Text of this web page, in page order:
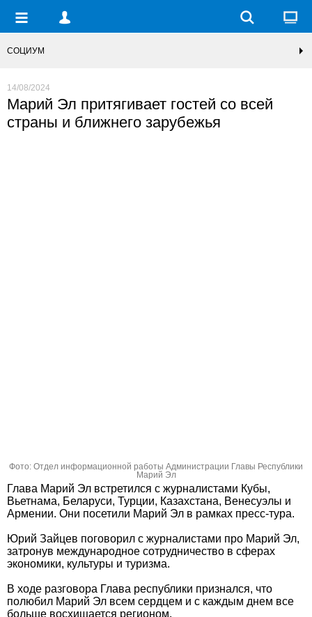
СОЦИУМ
14/08/2024
Марий Эл притягивает гостей со всей
страны и ближнего зарубежья
Фото: Отдел информационной работы Администрации Главы Республики
Марий Эл
Глава Марий Эл встретился с журналистами Кубы,
Вьетнама, Беларуси, Турции, Казахстана, Венесуэлы и
Армении. Они посетили Марий Эл в рамках пресс-тура.
Юрий Зайцев поговорил с журналистами про Марий Эл,
затронув международное сотрудничество в сферах
экономики, культуры и туризма.
В ходе разговора Глава республики признался, что
полюбил Марий Эл всем сердцем и с каждым днем все
больше восхищается регионом.